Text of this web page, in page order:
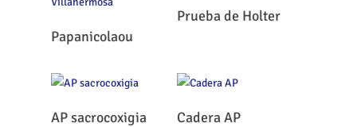
Leer Más
Papanicolaou
Leer Más
Prueba de Holter
Leer Más
AP sacrocoxigia Leer Más
Cadera AP